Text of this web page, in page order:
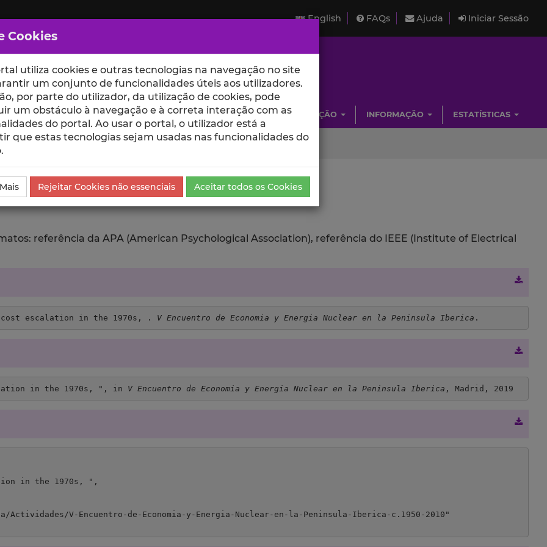
English FAQs Ajuda Iniciar Sessão
ESCOLAS UNIDADES INVESTIGAÇÃO INFORMAÇÃO ESTATÍSTICAS
Comunicação Exportar
referência da APA (American Psychological Association), referência do IEEE (Institute of Electrical
escalation in the 1970s, . V Encuentro de Economia y Energia Nuclear en la Peninsula Iberica .
in the 1970s, ", in V Encuentro de Economia y Energia Nuclear en la Peninsula Iberica , Madrid, 2019
Cookies
utiliza cookies e outras tecnologias na navegação no site
um conjunto de funcionalidades úteis aos utilizadores.
por parte do utilizador, da utilização de cookies, pode
um obstáculo à navegação e à correta interação com as
do portal. Ao usar o portal, o utilizador está a
que estas tecnologias sejam usadas nas funcionalidades do
Rejeitar Cookies não essenciais Aceitar todos os Cookies